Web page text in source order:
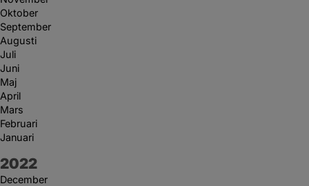
Oktober
September
Augusti
Juli
Juni
Maj
April
Mars
Februari
Januari
År:
2022
December